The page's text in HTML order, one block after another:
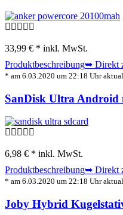
33,99 € * inkl. MwSt.
Produktbeschreibung➥ Direkt
* am 6.03.2020 um 22:18 Uhr
SanDisk Ultra Android
6,98 € * inkl. MwSt.
Produktbeschreibung➥ Direkt
* am 6.03.2020 um 22:18 Uhr
Joby Hybrid